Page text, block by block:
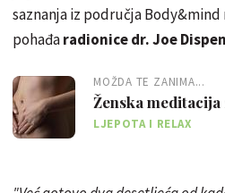
saznanja iz područja
pohađaradionice dr. Joe
MOŽDA TE ZANIMA...
Ženska
LJEPOTA I RELAX